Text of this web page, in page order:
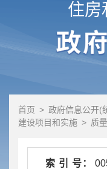
住房
首页 > 政府信息公开(
建设项目和实施 > 质
索 引 号：